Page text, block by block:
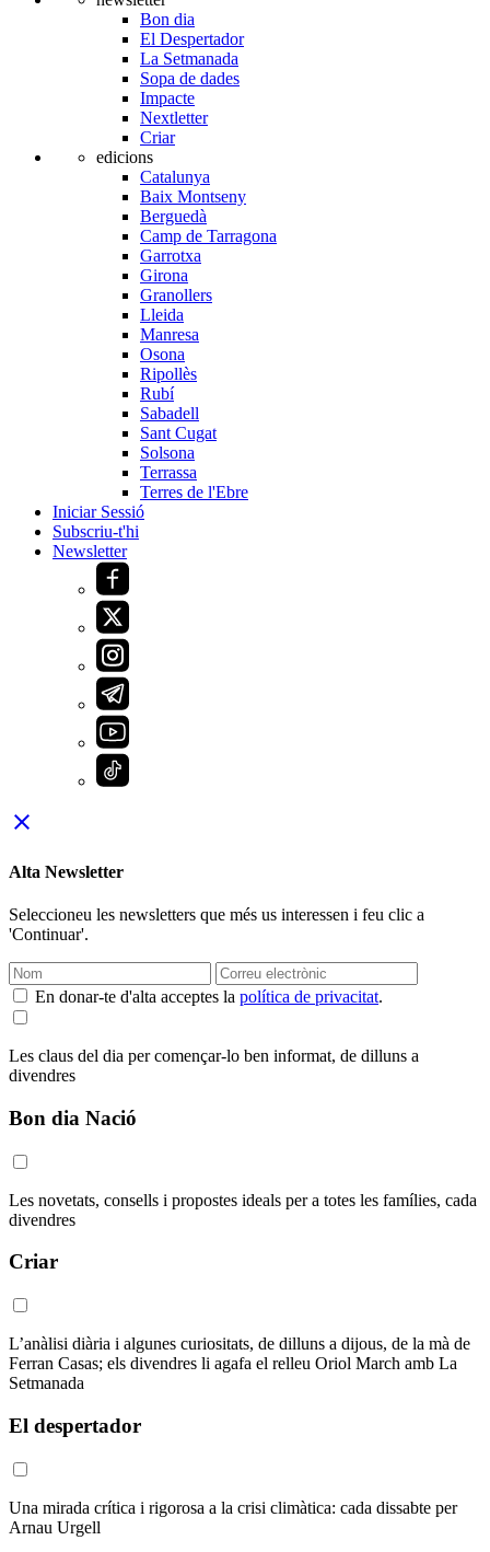
Bon dia
El Despertador
La Setmanada
Sopa de dades
Impacte
Nextletter
Criar
edicions
Catalunya
Baix Montseny
Berguedà
Camp de Tarragona
Garrotxa
Girona
Granollers
Lleida
Manresa
Osona
Ripollès
Rubí
Sabadell
Sant Cugat
Solsona
Terrassa
Terres de l'Ebre
Iniciar Sessió
Subscriu-t'hi
Newsletter
close
Alta Newsletter
Seleccioneu les newsletters que més us interessen i feu clic a
'Continuar'.
En donar-te d'alta acceptes la política de privacitat.
Les claus del dia per començar-lo ben informat, de dilluns a
divendres
Bon dia Nació
Les novetats, consells i propostes ideals per a totes les famílies, cada
divendres
Criar
L’anàlisi diària i algunes curiositats, de dilluns a dijous, de la mà de
Ferran Casas; els divendres li agafa el relleu Oriol March amb La
Setmanada
El despertador
Una mirada crítica i rigorosa a la crisi climàtica: cada dissabte per
Arnau Urgell